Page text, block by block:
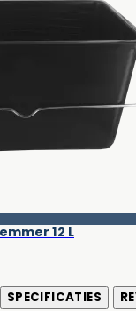
12 L
SPECIFICATIES